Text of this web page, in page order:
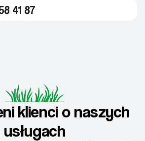
41 87
klienci o naszych
usługach